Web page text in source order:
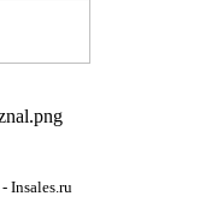
- Insales.ru